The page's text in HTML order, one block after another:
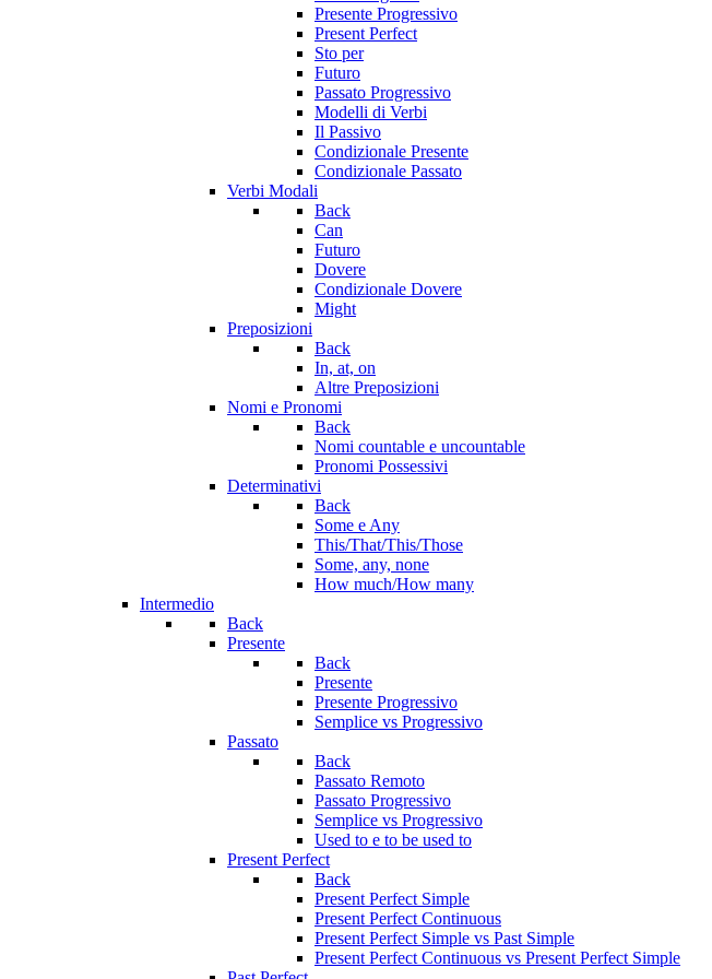
Presente Progressivo
Present Perfect
Sto per
Futuro
Passato Progressivo
Modelli di Verbi
Il Passivo
Condizionale Presente
Condizionale Passato
Verbi Modali
Back
Can
Futuro
Dovere
Condizionale Dovere
Might
Preposizioni
Back
In, at, on
Altre Preposizioni
Nomi e Pronomi
Back
Nomi countable e uncountable
Pronomi Possessivi
Determinativi
Back
Some e Any
This/That/This/Those
Some, any, none
How much/How many
Intermedio
Back
Presente
Back
Presente
Presente Progressivo
Semplice vs Progressivo
Passato
Back
Passato Remoto
Passato Progressivo
Semplice vs Progressivo
Used to e to be used to
Present Perfect
Back
Present Perfect Simple
Present Perfect Continuous
Present Perfect Simple vs Past Simple
Present Perfect Continuous vs Present Perfect Simple